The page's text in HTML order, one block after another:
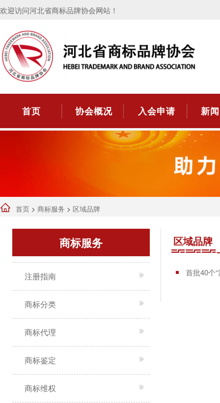
欢迎访问河北省商标品牌协会网站！
首页 协会概况 入会申请 新
首页 > 商标服务 > 区域品牌
商标服务
注册指南
商标分类
商标代理
商标鉴定
商标维权
区域品牌
首批40个